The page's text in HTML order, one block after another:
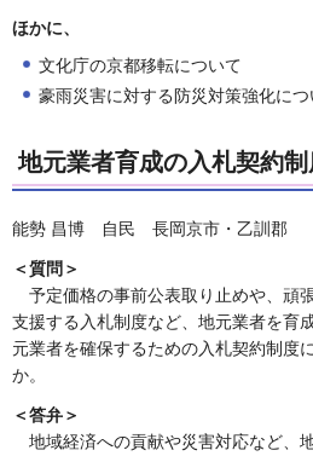
ほかに、
文化庁の京都移転について
豪雨災害に対する防災対策強化につ
地元業者育成の入札契約制
能勢 昌博 自民 長岡京市・乙訓郡
＜質問＞
予定価格の事前公表取り止めや、頑
支援する入札制度など、地元業者を育
元業者を確保するための入札契約制度
か。
＜答弁＞
地域経済への貢献や災害対応など、